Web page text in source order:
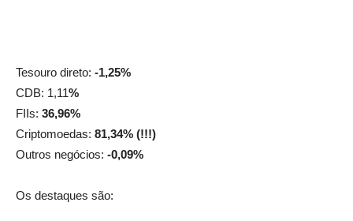
Tesouro direto: -1,25%
CDB: 1,11%
FIIs: 36,96%
Criptomoedas: 81,34% (!!!)
Outros negócios: -0,09%
Os destaques são: